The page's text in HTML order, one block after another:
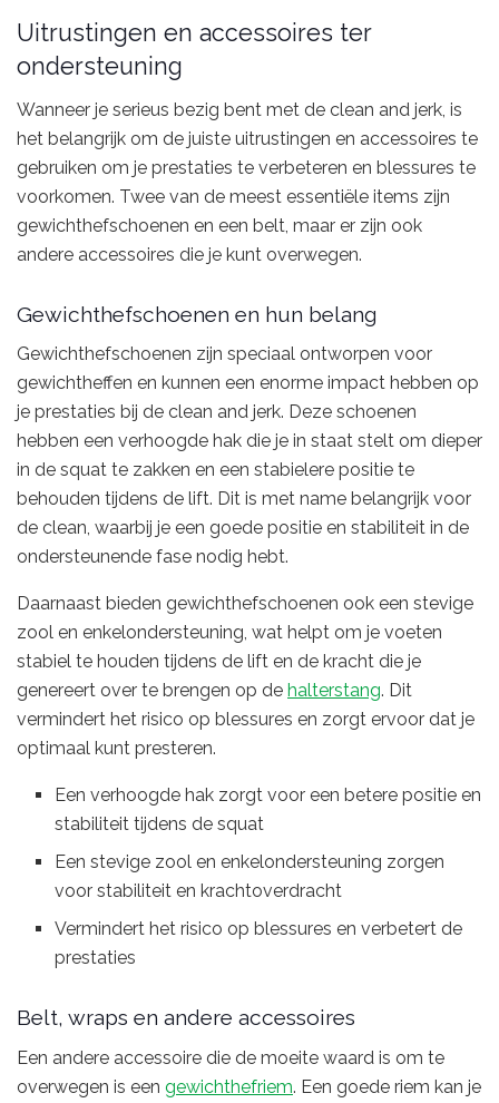
Uitrustingen en accessoires ter
ondersteuning
Wanneer je serieus bezig bent met de clean and jerk, is
het belangrijk om de juiste uitrustingen en accessoires te
gebruiken om je prestaties te verbeteren en blessures te
voorkomen. Twee van de meest essentiële items zijn
gewichthefschoenen en een belt, maar er zijn ook
andere accessoires die je kunt overwegen.
Gewichthefschoenen en hun belang
Gewichthefschoenen zijn speciaal ontworpen voor
gewichtheffen en kunnen een enorme impact hebben op
je prestaties bij de clean and jerk. Deze schoenen
hebben een verhoogde hak die je in staat stelt om dieper
in de squat te zakken en een stabielere positie te
behouden tijdens de lift. Dit is met name belangrijk voor
de clean, waarbij je een goede positie en stabiliteit in de
ondersteunende fase nodig hebt.
Daarnaast bieden gewichthefschoenen ook een stevige
zool en enkelondersteuning, wat helpt om je voeten
stabiel te houden tijdens de lift en de kracht die je
genereert over te brengen op de halterstang. Dit
vermindert het risico op blessures en zorgt ervoor dat je
optimaal kunt presteren.
Een verhoogde hak zorgt voor een betere positie en
stabiliteit tijdens de squat
Een stevige zool en enkelondersteuning zorgen
voor stabiliteit en krachtoverdracht
Vermindert het risico op blessures en verbetert de
prestaties
Belt, wraps en andere accessoires
Een andere accessoire die de moeite waard is om te
overwegen is een gewichthefriem. Een goede riem kan je